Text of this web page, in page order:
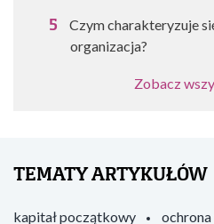
Czym charakteryzuje
organizacja?
Zobacz
TEMATY ARTYKUŁÓW
kapitał początkowy